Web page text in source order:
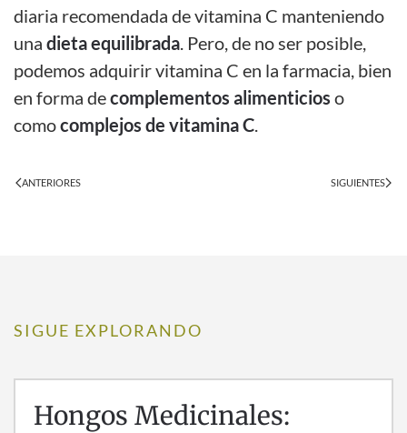
diaria recomendada de vitamina C manteniendo
una dieta equilibrada. Pero, de no ser posible,
podemos adquirir vitamina C en la farmacia, bien
en forma decomplementos alimenticios o
comocomplejos de vitamina C.
ANTERIORES SIGUIENTES
SIGUE EXPLORANDO
Hongos Medicinales: